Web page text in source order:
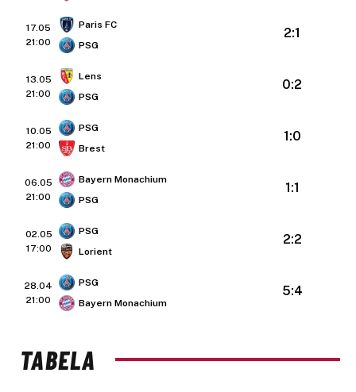
17.05
21:00
Paris FC
PSG
2:1
13.05
21:00
Lens
PSG
0:2
10.05
21:00
PSG
Brest
1:0
06.05
21:00
Bayern Monachium
PSG
1:1
02.05
17:00
PSG
Lorient
2:2
28.04
21:00
PSG
Bayern Monachium
5:4
TABELA